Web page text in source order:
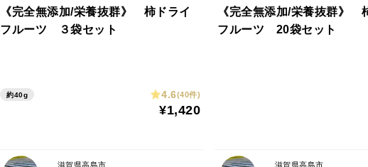
めてクール便で発送。
収穫当日発送だからこそ、生でも安心し
火を入れればさらにジューシーに、贅沢な
《完全無添加/栄養抜群》 柿ドライ
フルーツ ３袋セット
約40g 4.6(40件)
¥1,420
滋賀県高島市
《完全無添加/栄養抜群》
フルーツ 20袋セット
滋賀県高島市